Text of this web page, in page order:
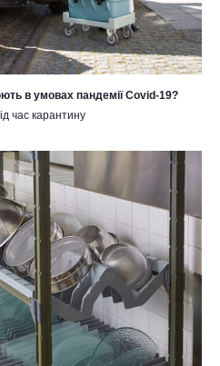
в умовах пандемії Covid-19?
час карантину